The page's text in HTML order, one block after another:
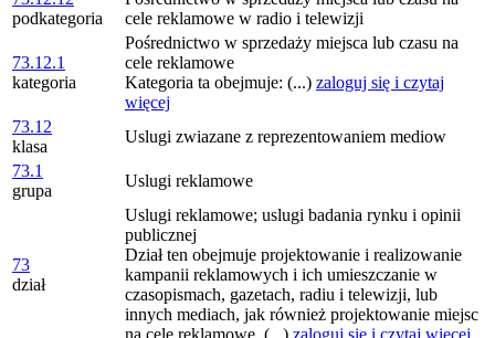
podkategoria
cele reklamowe w radio i telewizji
73.12.1
kategoria
Pośrednictwo w sprzedaży miejsca lub czasu na
cele reklamowe
Kategoria ta obejmuje: (...) zaloguj się i czytaj
więcej
73.12
klasa
Uslugi zwiazane z reprezentowaniem mediow
73.1
grupa
Uslugi reklamowe
73
dział
Uslugi reklamowe; uslugi badania rynku i opinii
publicznej
Dział ten obejmuje projektowanie i realizowanie
kampanii reklamowych i ich umieszczanie w
czasopismach, gazetach, radiu i telewizji, lub
innych mediach, jak również projektowanie miejsc
na cele reklamowe. (...) zaloguj się i czytaj więcej